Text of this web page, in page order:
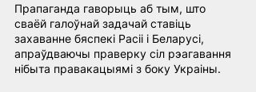
Прапаганда гаворыць аб тым, што
сваёй галоўнай задачай ставіць
захаванне бяспекі Расіі і Беларусі,
апраўдваючы праверку сіл рэагавання
нібыта правакацыямі з боку Украіны.